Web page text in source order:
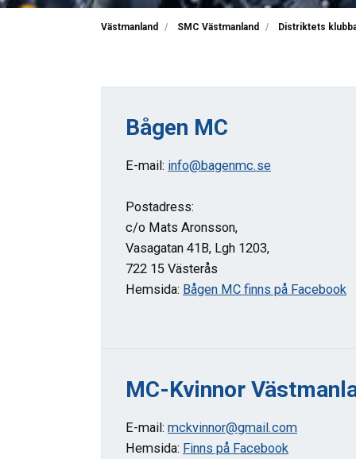
Västmanland SMC Västmanland Distriktets
Bågen MC
E-mail: info@bagenmc.se
Postadress:
c/o Mats Aronsson,
Vasagatan 41B, Lgh 1203,
722 15 Västerås
Hemsida: Bågen MC finns på Facebook
MC-Kvinnor
E-mail: mckvinnor@gmail.com
Hemsida: Finns på Facebook